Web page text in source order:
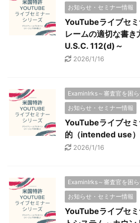
お知らせ・セミナー情報
YouTubeライブセ
レームの適切な書
U.S.C. 112(d)～
2026/1/16
ExaminIrks～審査官を困
お知らせ・セミナー情報
YouTubeライブセ
的（intended use
2026/1/16
ExaminIrks～審査官を困
お知らせ・セミナー情報
YouTubeライブセ